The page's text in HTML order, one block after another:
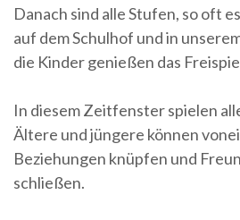
Danach sind alle Stufen, so oft
auf dem Schulhof und in
die Kinder genießen das
In diesem Zeitfenster spielen
Ältere und jüngere können
Beziehungen knüpfen und
schließen.